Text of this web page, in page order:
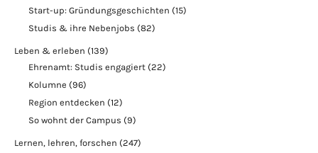
Start-up: Gründungsgeschichten (15)
Studis & ihre Nebenjobs (82)
Leben & erleben (139)
Ehrenamt: Studis engagiert (22)
Kolumne (96)
Region entdecken (12)
So wohnt der Campus (9)
Lernen, lehren, forschen (247)